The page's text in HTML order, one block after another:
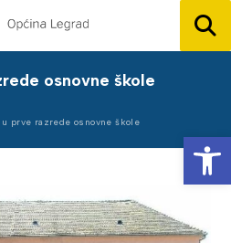
osnovne škole
u prve razrede osnovne škole